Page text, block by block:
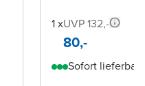
1 xUVP 132,-
80,-
Sofort lieferbar